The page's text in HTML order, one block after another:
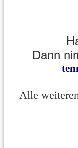
Dann
Alle